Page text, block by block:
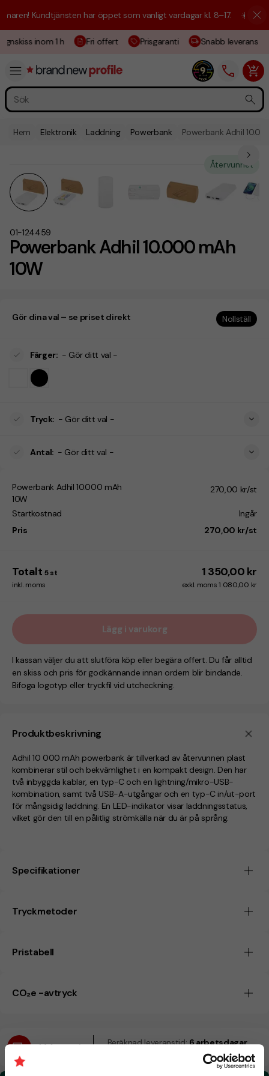
Kundtjänsten har öppet som vanligt vardagar kl. 8–17. ☀️ Vi är
inom 1 h Fri offert Prisgaranti Snabb leverans
Hem Elektronik Laddning Powerbank Powerbank Adhil
Powerbank Adhil 10.000 mAh
10W
01-124459
Återvunnet
Produktbeskrivning
Adhil 10 000 mAh powerbank är tillverkad av återvunnen plast
kombinerar stil och bekvämlighet i en kompakt design. Den har
två inbyggda kablar, en typ-C och en lightning/mikro-USB-
kombination, samt två USB-A-utgångar och en typ-C in/ut-port
för mångsidig laddning. En LED-indikator visar laddningsstatus,
vilket gör den till en pålitlig strömkälla när du är på språng.
Specifikationer
Tryckmetoder
Pristabell
CO₂e -avtryck
Gör dina val – se priset direkt Nollställ
Färger: - Gör ditt val -
Tryck: - Gör ditt val -
Antal: - Gör ditt val -
Powerbank Adhil 10.000 mAh
10W
270,00 kr/st
Startkostnad
Ingår
Pris
270,00 kr/st
Totalt 5 st 1 350,00 kr
inkl. moms exkl. moms 1 080,00 kr
Lägg i varukorg
I kassan väljer du att slutföra köp eller begära offert. Du får alltid
en skiss och pris för godkännande innan ordern blir bindande.
Bifoga logotyp eller tryckfil vid utcheckning.
14 Augusti Beräknad leveranstid: 6 arbetsdagar
Snabbare leverans? Kontakta oss.